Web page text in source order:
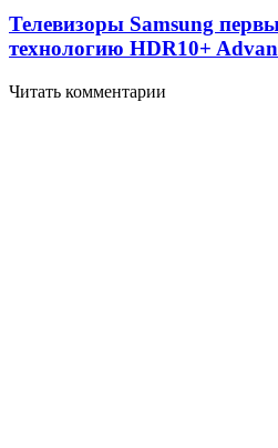
Телевизоры Samsung
технологию HDR10+
Читать комментарии